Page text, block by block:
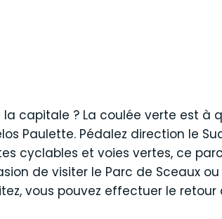
capitale ? La coulée verte est à
Paulette. Pédalez direction le
cyclables et voies vertes, ce
de visiter le Parc de Sceaux
vous pouvez effectuer le